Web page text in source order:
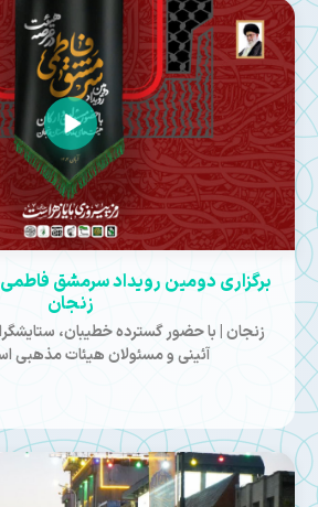
برگزاری دومین رویداد سرمشق
زنجان
زنجان | با حضور گسترده خطیبان،
آئینی و مسئولان هیئات مذهبی